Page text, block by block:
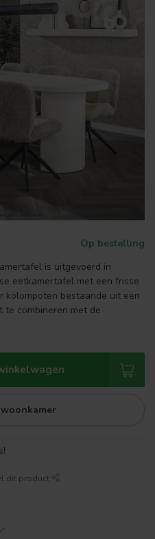
Op bestelling
is uitgevoerd in
eetkamertafel met een frisse
kolompoten bestaande uit een
te combineren met de
dit product